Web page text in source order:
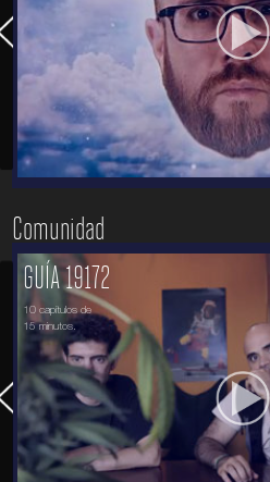
Comunidad
GUÍA 19172
10 capítulos de
15 minutos.